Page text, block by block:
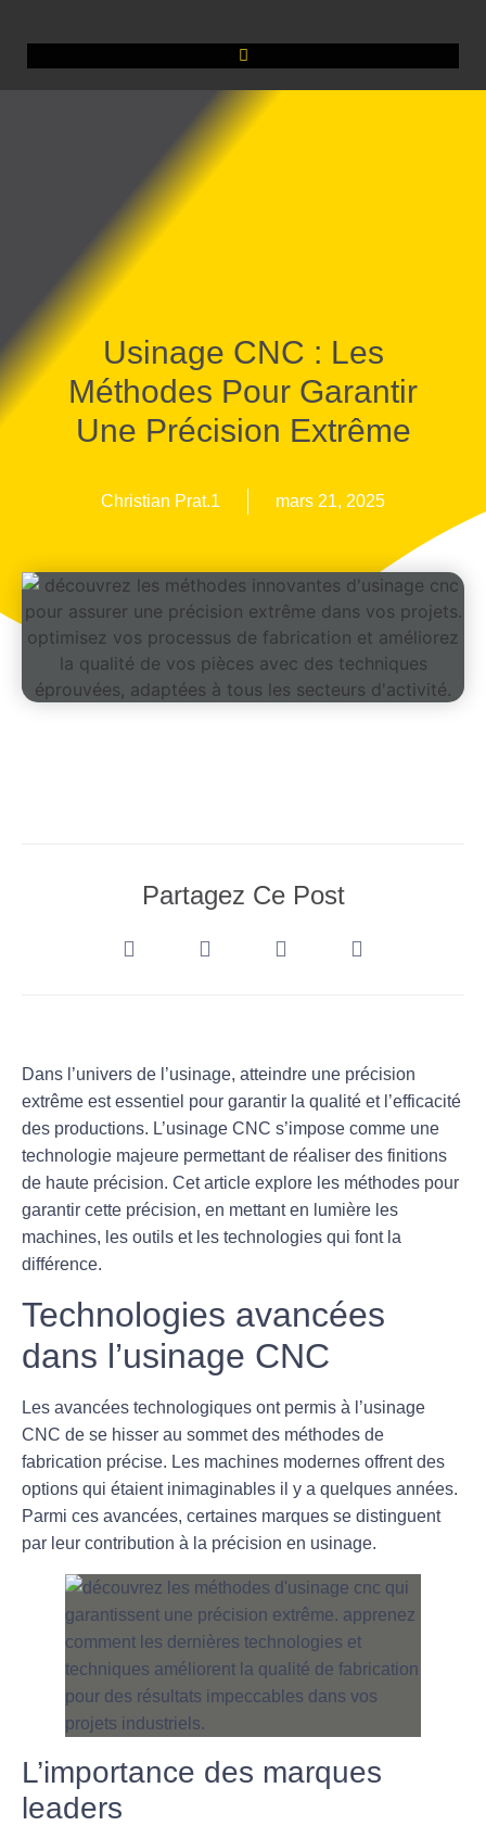
Usinage CNC : Les
Méthodes Pour Garantir
Une Précision Extrême
Christian Prat.1 mars 21, 2025
Partagez Ce Post
Dans l’univers de l’usinage, atteindre une précision
extrême est essentiel pour garantir la qualité et l’efficacité
des productions. L’usinage CNC s’impose comme une
technologie majeure permettant de réaliser des finitions
de haute précision. Cet article explore les méthodes pour
garantir cette précision, en mettant en lumière les
machines, les outils et les technologies qui font la
différence.
Technologies avancées
dans l’usinage CNC
Les avancées technologiques ont permis à l’usinage
CNC de se hisser au sommet des méthodes de
fabrication précise. Les machines modernes offrent des
options qui étaient inimaginables il y a quelques années.
Parmi ces avancées, certaines marques se distinguent
par leur contribution à la précision en usinage.
L’importance des marques
leaders